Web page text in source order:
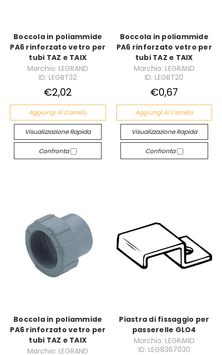
Boccola in poliammide
PA6 rinforzato vetro per
tubi TAZ e TAIX
Marchio: LEGRAND
ID: LEGBT32
€2,02
Aggiungi Al Carrello
Visualizzazione Rapida
Confronta
Boccola in poliammide
PA6 rinforzato vetro per
tubi TAZ e TAIX
Marchio: LEGRAND
ID: LEGBT20
€0,67
Aggiungi Al Carrello
Visualizzazione Rapida
Confronta
Boccola in poliammide
PA6 rinforzato vetro per
tubi TAZ e TAIX
Marchio: LEGRAND
Piastra di fissaggio per
passerelle GLO4
Marchio: LEGRAND
ID: LEG8367030